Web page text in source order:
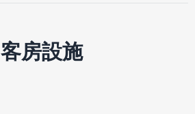
客房設施